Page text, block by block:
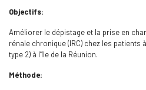
Objectifs:
Améliorer le dépistage et la prise en
rénale chronique (IRC) chez les patients
type 2) à l’île de la Réunion.
Méthode: